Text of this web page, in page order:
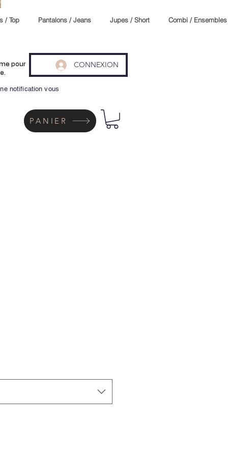
/ Top Pantalons / Jeans Jupes / Short Combi / Ensembles
CONNEXION
PANIER
pour
notification vous